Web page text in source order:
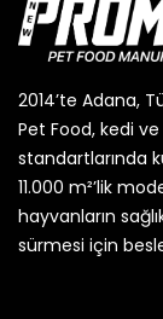
2014’te Adana,
Pet Food, kedi
standartlarında
11.000 m²’lik
hayvanların
sürmesi için